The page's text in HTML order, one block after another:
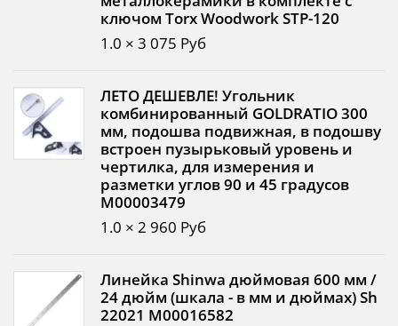
ключом Torx Woodwork STP-120
1.0 × 3 075 Руб
ЛЕТО ДЕШЕВЛЕ! Угольник
комбинированный GOLDRATIO 300
мм, подошва подвижная, в подошву
встроен пузырьковый уровень и
чертилка, для измерения и
разметки углов 90 и 45 градусов
М00003479
1.0 × 2 960 Руб
Линейка Shinwa дюймовая 600 мм /
24 дюйм (шкала - в мм и дюймах) Sh
22021 М00016582